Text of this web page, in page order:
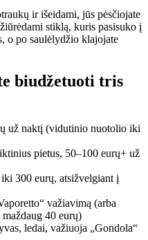
ir išeidami, jūs pėsčiojate
stiklą, kuris pasisuko į
o po saulėlydžio klajojate
biudžetuoti tris
už naktį (vidutinio nuotolio iki
pietus, 50–100 eurų+ už
300 eurų, atsižvelgiant į
važiavimą (arba
40 eurų)
ledai, važiuoja „Gondola“